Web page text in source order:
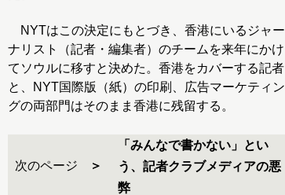
NYTはこの決定にもとづき、香港にいるジャー
ナリスト（記者・編集者）のチームを来年にかけ
てソウルに移すと決めた。香港をカバーする記者
と、NYT国際版（紙）の印刷、広告マーケティン
グの両部門はそのまま香港に残留する。
次のページ
「みんなで書かない」とい
う、記者クラブメディアの悪
弊